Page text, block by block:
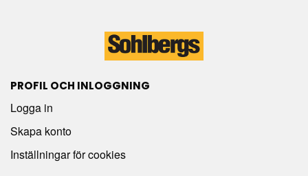
PROFIL OCH INLOGGNING
Logga in
Skapa konto
Inställningar för cookies